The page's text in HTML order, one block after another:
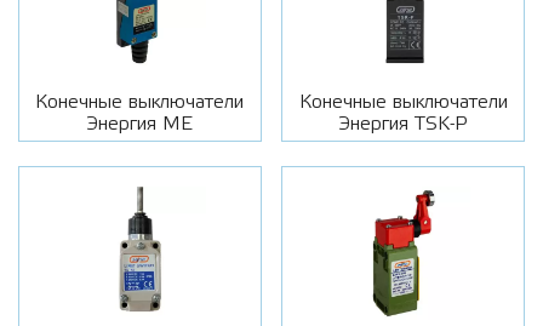
Конечные выключатели
Энергия ME
Конечные выключатели
Энергия TSK-P